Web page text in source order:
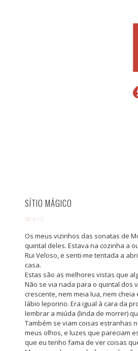
SÍTIO MÁGICO
30.6.15
Os meus vizinhos das sonatas de
quintal deles. Estava na cozinha a
Rui Veloso, e senti-me tentada a
casa.
Estas são as melhores vistas que
Não se via nada para o quintal dos
crescente, nem meia lua, nem
lábio leporino. Era igual à cara da
lembrar a miúda (linda de morrer)
Também se viam coisas estranhas
meus olhos, e luzes que pareciam
que eu tenho fama de ver coisas